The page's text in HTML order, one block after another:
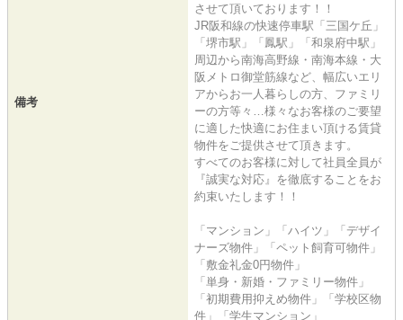
備考
させて頂いております！！
JR阪和線の快速停車駅「三国ケ丘」
「堺市駅」「鳳駅」「和泉府中駅」
周辺から南海高野線・南海本線・大
阪メトロ御堂筋線など、幅広いエリ
アからお一人暮らしの方、ファミリ
ーの方等々…様々なお客様のご要望
に適した快適にお住まい頂ける賃貸
物件をご提供させて頂きます。
すべてのお客様に対して社員全員が
『誠実な対応』を徹底することをお
約束いたします！！
「マンション」「ハイツ」「デザイ
ナーズ物件」「ペット飼育可物件」
「敷金礼金0円物件」
「単身・新婚・ファミリー物件」
「初期費用抑えめ物件」「学校区物
件」「学生マンション」